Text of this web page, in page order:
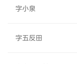
字小泉
字五反田